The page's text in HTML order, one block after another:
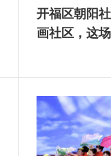
开福区朝阳
画社区，这